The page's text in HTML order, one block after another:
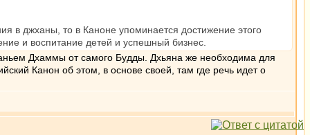
в джханы, то в Каноне упоминается достижение этого
и воспитание детей и успешный бизнес.
Дхаммы от самого Будды. Дхьяна же необходима для
Канон об этом, в основе своей, там где речь идет о